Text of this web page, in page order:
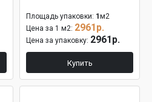
Площадь упаковки: 1 м2
Цена за 1 м2: 2961р.
Цена за упаковку: 2961р.
Купить